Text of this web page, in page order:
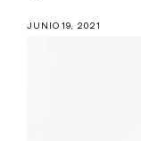
JUNIO 19, 2021